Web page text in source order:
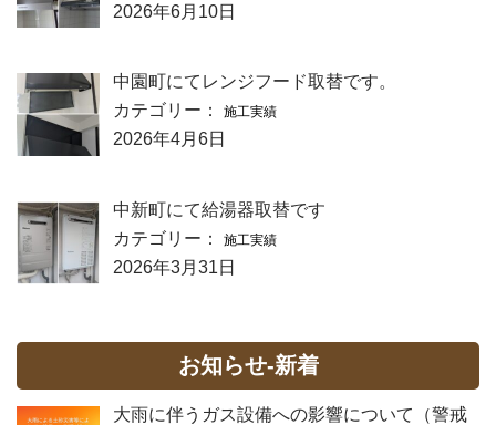
2026年6月10日
中園町にてレンジフード取替です。
カテゴリー：
施工実績
2026年4月6日
中新町にて給湯器取替です
カテゴリー：
施工実績
2026年3月31日
お知らせ-新着
大雨に伴うガス設備への影響について（警戒